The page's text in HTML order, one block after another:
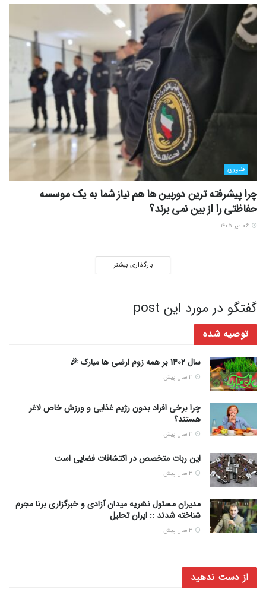
فناوری
چرا پیشرفته ترین دوربین ها هم نیاز شما به یک موسسه
حفاظتی را از بین نمی برند؟
بارگذاری بیشتر
گفتگو در مورد این post
توصیه شده
سال 1402 بر همه زوم ارضی ها مبارک 🎉
چرا برخی افراد بدون رژیم غذایی و ورزش خاص لاغر
هستند؟
این ربات متخصص در اکتشافات فضایی است
مدیران مسئول نشریه میدان آزادی و خبرگزاری برنا مجرم
شناخته شدند :: ایران تحلیل
از دست ندهید